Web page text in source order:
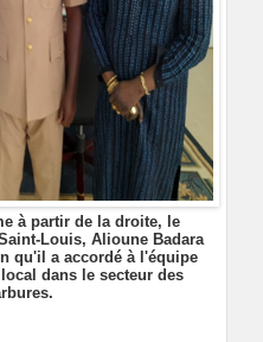
à partir de la droite, le
Louis, Alioune Badara
qu'il a accordé à l'équipe
dans le secteur des